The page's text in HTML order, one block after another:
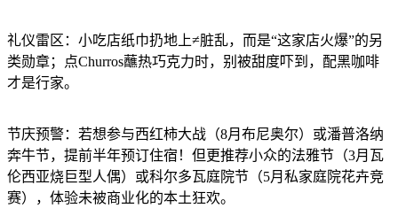
礼仪雷区：小吃店纸巾扔地上≠脏乱，而是“这家店火爆”的另
类勋章；点Churros蘸热巧克力时，别被甜度吓到，配黑咖啡
才是行家。
节庆预警：若想参与西红柿大战（8月布尼奥尔）或潘普洛纳
奔牛节，提前半年预订住宿！但更推荐小众的法雅节（3月瓦
伦西亚烧巨型人偶）或科尔多瓦庭院节（5月私家庭院花卉竞
赛），体验未被商业化的本土狂欢。